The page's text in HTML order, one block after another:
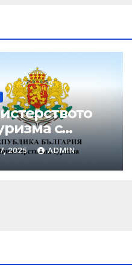
с
мащабни
през
2025 ADMIN